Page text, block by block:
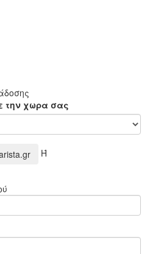
την χωρα σας
Ή